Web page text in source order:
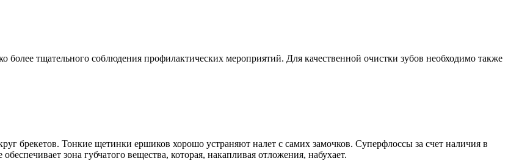
более тщательного соблюдения профилактических мероприятий. Для качественной очистки зубов необходимо также
брекетов. Тонкие щетинки ершиков хорошо устраняют налет с самих замочков. Суперфлоссы за счет наличия в
зона губчатого вещества, которая, накапливая отложения, набухает.